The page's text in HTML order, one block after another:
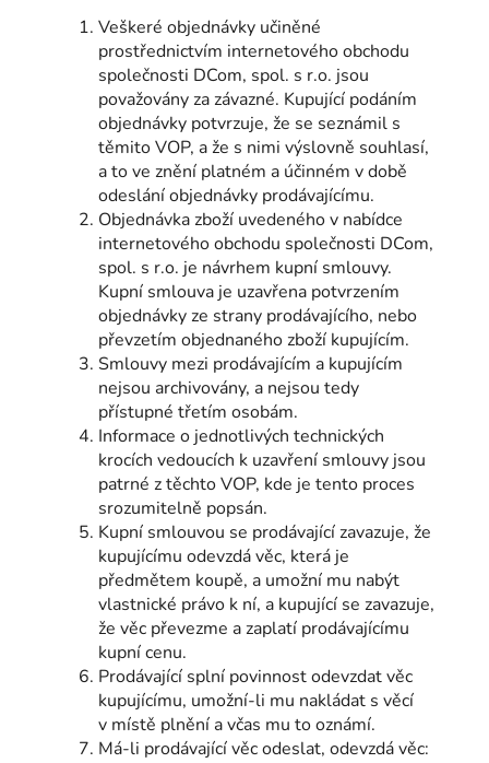
Veškeré objednávky učiněné
prostřednictvím internetového obchodu
společnosti DCom, spol. s r.o. jsou
považovány za závazné. Kupující podáním
objednávky potvrzuje, že se seznámil s
těmito VOP, a že s nimi výslovně souhlasí,
a to ve znění platném a účinném v době
odeslání objednávky prodávajícímu.
Objednávka zboží uvedeného v nabídce
internetového obchodu společnosti DCom,
spol. s r.o. je návrhem kupní smlouvy.
Kupní smlouva je uzavřena potvrzením
objednávky ze strany prodávajícího, nebo
převzetím objednaného zboží kupujícím.
Smlouvy mezi prodávajícím a kupujícím
nejsou archivovány, a nejsou tedy
přístupné třetím osobám.
Informace o jednotlivých technických
krocích vedoucích k uzavření smlouvy jsou
patrné z těchto VOP, kde je tento proces
srozumitelně popsán.
Kupní smlouvou se prodávající zavazuje, že
kupujícímu odevzdá věc, která je
předmětem koupě, a umožní mu nabýt
vlastnické právo k ní, a kupující se zavazuje,
že věc převezme a zaplatí prodávajícímu
kupní cenu.
Prodávající splní povinnost odevzdat věc
kupujícímu, umožní-li mu nakládat s věcí
v místě plnění a včas mu to oznámí.
Má-li prodávající věc odeslat, odevzdá věc: